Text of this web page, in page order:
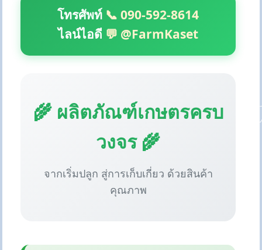
โทรศัพท์ 📞 090-592-8614
ไลน์ไอดี 💬 @FarmKaset
🌾 ผลิตภัณฑ์เกษตรครบ
วงจร 🌾
จากเริ่มปลูก สู่การเก็บเกี่ยว ด้วยสินค้า
คุณภาพ